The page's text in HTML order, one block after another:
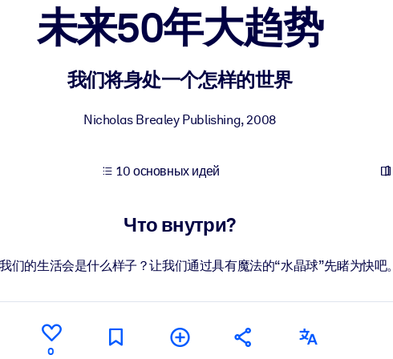
бизнес-знаниями.
результатов ваших ИИ-систем.
未来50年大趋势
我们将身处一个怎样的世界
Nicholas Brealey Publishing,2008
10 основных идей
Что внутри?
们的生活会是什么样子？让我们通过具有魔法的“水晶球”先睹为快吧。
0